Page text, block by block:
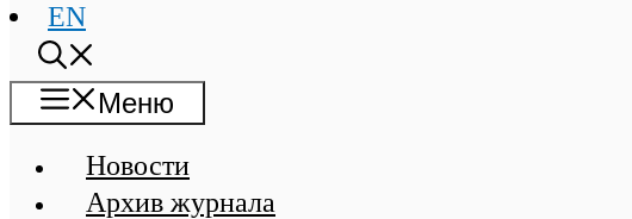
EN
Меню
Новости
Архив журнала